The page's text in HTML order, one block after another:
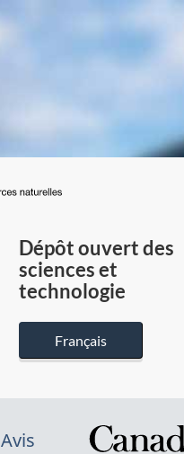
du
Canada
Dépôt ouvert des
sciences et
technologie
Français
Avis